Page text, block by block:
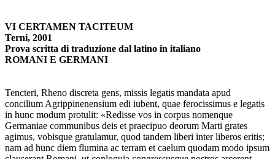
VI CERTAMEN TACITEUM
Terni, 2001
Prova scritta di traduzione dal latino in italiano
ROMANI E GERMANI
Tencteri, Rheno discreta gens, missis legatis mandata apud
concilium Agrippinenensium edi iubent, quae ferocissimus e legatis
in hunc modum protulit: «Redisse vos in corpus nomenque
Germaniae communibus deis et praecipuo deorum Marti grates
agimus, vobisque gratulamur, quod tandem liberi inter liberos eritis;
nam ad hunc diem flumina ac terram et caelum quodam modo ipsum